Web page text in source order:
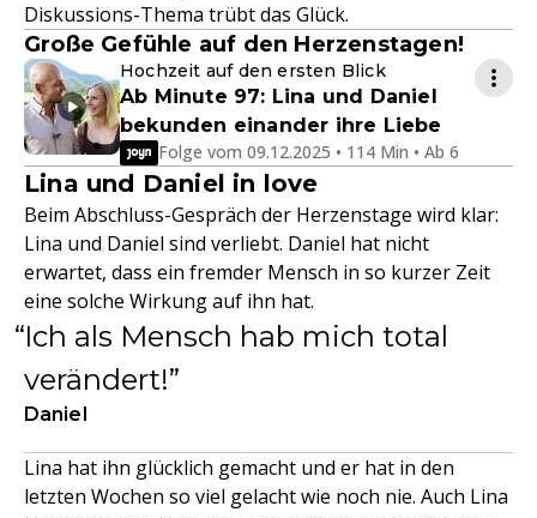
Diskussions-Thema trübt das Glück.
Große Gefühle auf den Herzenstagen!
Hochzeit auf den ersten Blick
Ab Minute 97: Lina und Daniel
bekunden einander ihre Liebe
Folge vom 09.12.2025 • 114 Min • Ab 6
Lina und Daniel in love
Beim Abschluss-Gespräch der Herzenstage wird klar:
Lina und Daniel sind verliebt. Daniel hat nicht
erwartet, dass ein fremder Mensch in so kurzer Zeit
eine solche Wirkung auf ihn hat.
Ich als Mensch hab mich total
verändert!
Daniel
Lina hat ihn glücklich gemacht und er hat in den
letzten Wochen so viel gelacht wie noch nie. Auch Lina